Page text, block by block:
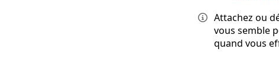
Attachez ou
vous semble
quand vous